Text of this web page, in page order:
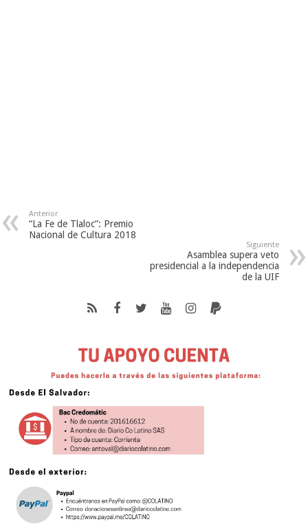
Anterior
“La Fe de Tlaloc”: Premio
Nacional de Cultura 2018
Siguiente
Asamblea supera veto
presidencial a la independencia
de la UIF